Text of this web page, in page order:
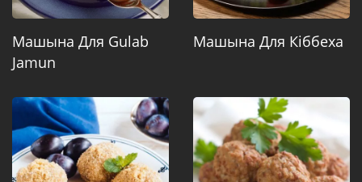
Машына Для Gulab
Jamun
Машына Для Кіббеха